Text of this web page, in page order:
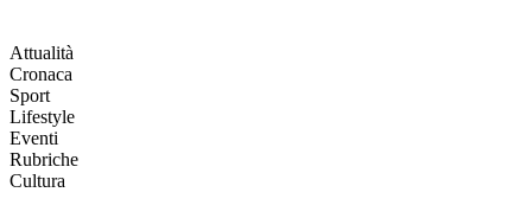
Attualità
Cronaca
Sport
Lifestyle
Eventi
Rubriche
Cultura